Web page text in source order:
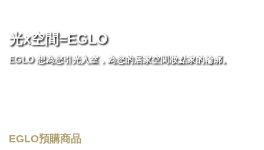
光x空間=EGLO
EGLO 想為您引光入室，為您的居家空間妝點家的輪廓。
EGLO預購商品